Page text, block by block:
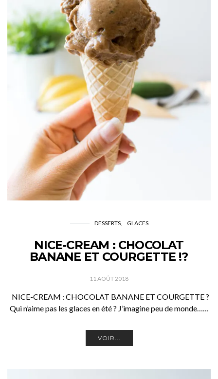
DESSERTS GLACES
NICE-CREAM : CHOCOLAT
BANANE ET COURGETTE !?
11 AOÛT 2018
NICE-CREAM : CHOCOLAT BANANE ET COURGETTE ?
Qui n’aime pas les glaces en été ? J’imagine peu de monde……
VOIR...